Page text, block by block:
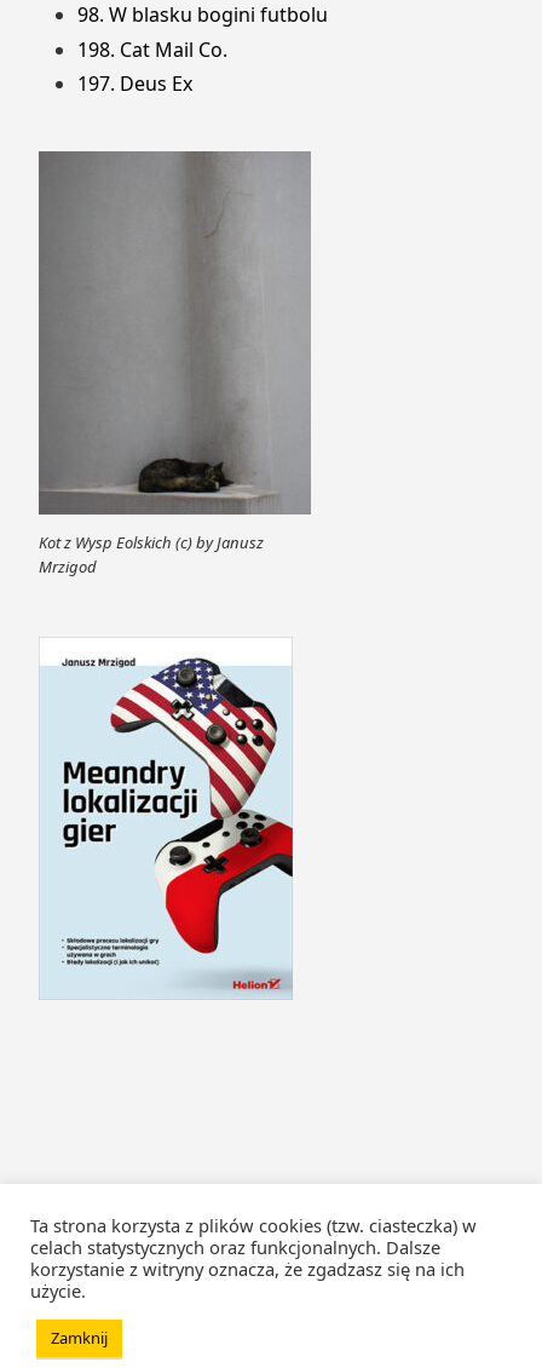
98. W blasku bogini futbolu
198. Cat Mail Co.
197. Deus Ex
Kot z Wysp Eolskich (c) by Janusz
Mrzigod
Ta strona korzysta z plików cookies (tzw. ciasteczka) w
celach statystycznych oraz funkcjonalnych. Dalsze
korzystanie z witryny oznacza, że zgadzasz się na ich
użycie.
Zamknij